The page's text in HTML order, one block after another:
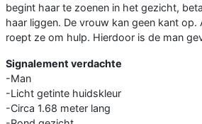
begint haar te zoenen in het gezicht,
haar liggen. De vrouw kan geen kant op.
roept ze om hulp. Hierdoor is de man
Signalement verdachte
-Man
-Licht getinte huidskleur
-Circa 1.68 meter lang